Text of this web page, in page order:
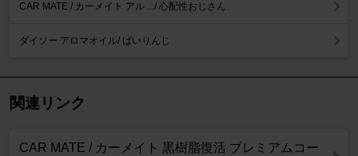
CAR MATE / カーメイト アル .../ 心配性おじさん
ダイソー アロマオイル/ ばいりんじ
関連リンク
CAR MATE / カーメイト 黒樹脂復活 プレミアムコー